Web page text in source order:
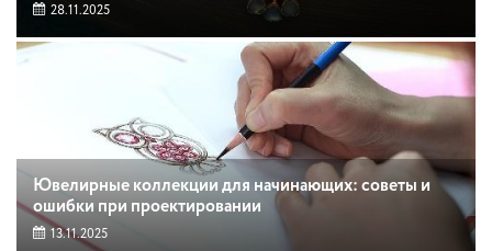
28.11.2025
Ювелирные коллекции для начинающих: советы и
ошибки при проектировании
13.11.2025